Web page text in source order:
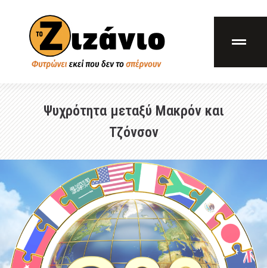
Ψυχρότητα μεταξύ Μακρόν και
Τζόνσον